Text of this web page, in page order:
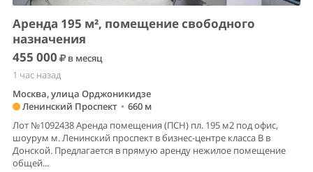
Аренда 195 м², помещение свободного
назначения
455 000
в месяц
1 час назад
Москва, улица Орджоникидзе
Ленинский Проспект • 660 м
Лот №1092438 Аренда помещения (ПСН) пл. 195 м2 под офис,
шоурум м. Ленинский проспект в бизнес-центре класса В в
Донской. Предлагается в прямую аренду нежилое помещение
общей...